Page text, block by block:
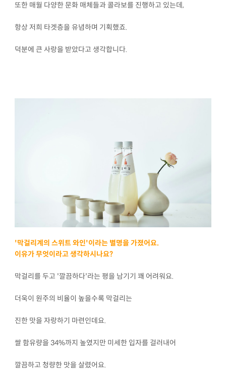
또한 매월 다양한 문화 매체들과 콜라보를 진행하고 있는데,
항상 저희 타겟층을 유념하며 기획했죠.
덕분에 큰 사랑을 받았다고 생각합니다.
'막걸리계의 스위트 와인'이라는 별명을 가졌어요.
이유가 무엇이라고 생각하시나요?
막걸리를 두고 '깔끔하다'라는 평을 남기기 꽤 어려워요.
더욱이 원주의 비율이 높을수록 막걸리는
진한 맛을 자랑하기 마련인데요.
쌀 함유량을 34%까지 높였지만 미세한 입자를 걸러내어
깔끔하고 청량한 맛을 살렸어요.